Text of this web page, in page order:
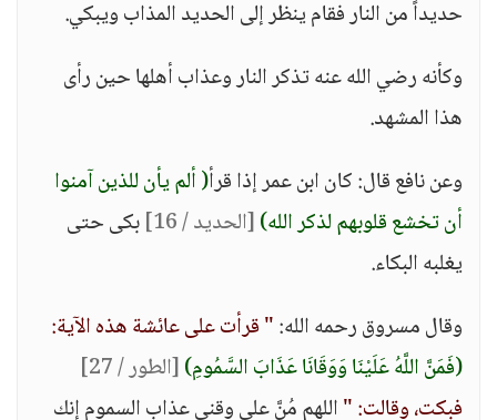
حديداً من النار فقام ينظر إلى الحديد المذاب ويبكي.
وكأنه رضي الله عنه تذكر النار وعذاب أهلها حين رأى
هذا المشهد.
وعن نافع قال: كان ابن عمر إذا قرأ( ألم يأن للذين آمنوا
أن تخشع قلوبهم لذكر الله)[الحديد / 16]
بكى حتى
يغلبه البكاء.
وقال مسروق رحمه الله:" قرأت على عائشة هذه الآية:
(فَمَنَّ اللَّهُ عَلَيْنَا وَوَقَانَا عَذَابَ السَّمُومِ)[الطور / 27]
فبكت، وقالت: "اللهم مُنَّ علي وقني عذاب السموم إنك